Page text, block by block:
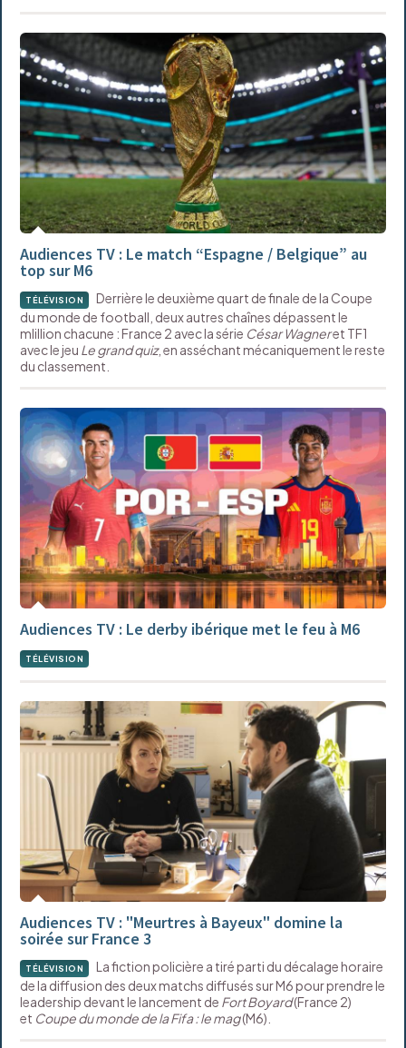
Audiences TV : Le match “Espagne / Belgique” au
top sur M6
TÉLÉVISION
Derrière le deuxième quart de finale de la Coupe
du monde de football, deux autres chaînes dépassent le
mlillion chacune : France 2 avec la série César Wagneret TF1
avec le jeu Le grand quiz, en asséchant mécaniquement le reste
du classement.
Audiences TV : Le derby ibérique met le feu à M6
TÉLÉVISION
Audiences TV : "Meurtres à Bayeux" domine la
soirée sur France 3
TÉLÉVISION
La fiction policière a tiré parti du décalage horaire
de la diffusion des deux matchs diffusés sur M6 pour prendre le
leadership devant le lancement de Fort Boyard(France 2)
et Coupe du monde de la Fifa : le mag(M6).